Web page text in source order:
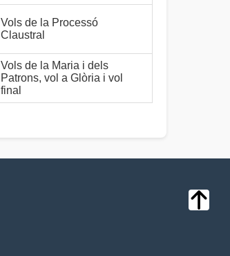
Vols de la Processó
Claustral
Vols de la Maria i dels
Patrons, vol a Glòria i vol
final